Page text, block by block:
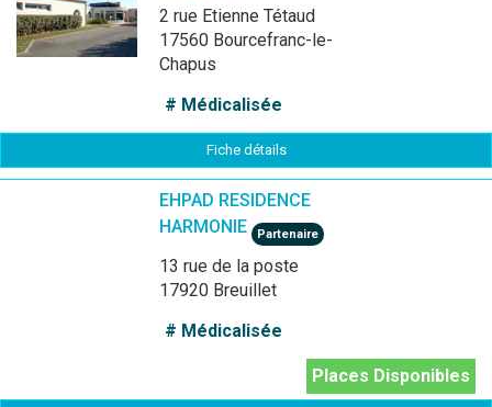
2 rue Etienne Tétaud
17560 Bourcefranc-le-
Chapus
# Médicalisée
Fiche détails
EHPAD RESIDENCE
HARMONIE
Partenaire
13 rue de la poste
17920 Breuillet
# Médicalisée
Places Disponibles